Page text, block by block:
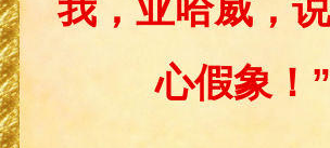
我，亚哈威，
心假象！”